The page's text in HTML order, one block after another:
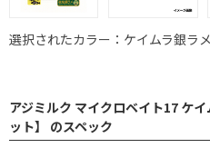
選択されたカラー：ケイムラ銀ラメ
アジミルク マイクロベイト17 ケ
ット】 のスペック